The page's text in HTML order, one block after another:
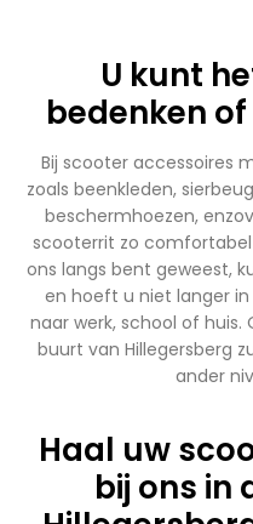
U kunt
bedenken
Bij scooter accessoires
zoals beenkleden,
beschermhoezen,
scooterrit zo
ons langs bent geweest,
en hoeft u niet langer
naar werk, school of huis.
buurt van Hillegersberg
ander
Haal uw
bij ons in